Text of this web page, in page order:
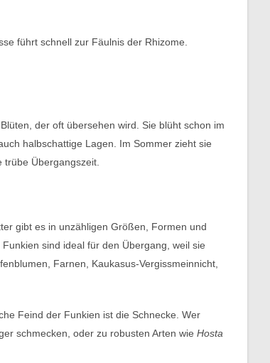
führt schnell zur Fäulnis der Rhizome.
der oft übersehen wird. Sie blüht schon im
halbschattige Lagen. Im Sommer zieht sie
Übergangszeit.
gibt es in unzähligen Größen, Formen und
sind ideal für den Übergang, weil sie
Farnen, Kaukasus-Vergissmeinnicht,
Feind der Funkien ist die Schnecke. Wer
schmecken, oder zu robusten Arten wie Hosta